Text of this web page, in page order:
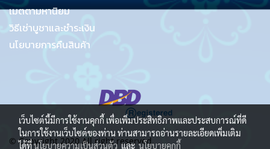
เมตตามหานิยม
วิธีเช่าบูชาและชำระเงิน
นโยบายการคืนสินค้า
© Copyright 2020 All right reserved.
เว็บไซต์นี้มีการใช้งานคุกกี้ เพื่อเพิ่มประสิทธิภาพและประสบการณ์ที่ดี
ในการใช้งานเว็บไซต์ของท่าน ท่านสามารถอ่านรายละเอียดเพิ่มเติม
ได้ที่นโยบายความเป็นส่วนตัว และนโยบายคุกกี้